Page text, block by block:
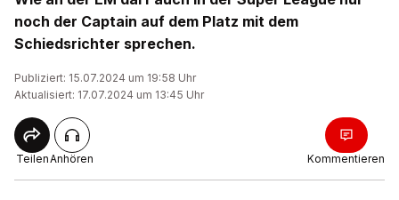
noch der Captain auf dem Platz mit dem
Schiedsrichter sprechen.
Publiziert: 15.07.2024 um 19:58 Uhr
Aktualisiert: 17.07.2024 um 13:45 Uhr
TeilenAnhören Kommentieren